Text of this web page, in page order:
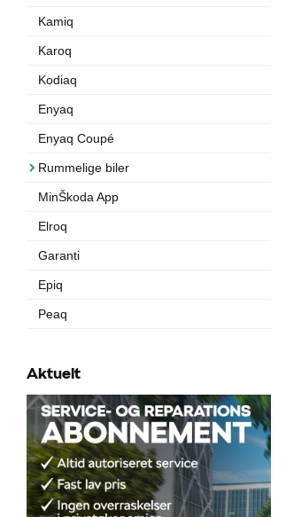
Kamiq
Karoq
Kodiaq
Enyaq
Enyaq Coupé
Rummelige biler
MinŠkoda App
Elroq
Garanti
Epiq
Peaq
Aktuelt